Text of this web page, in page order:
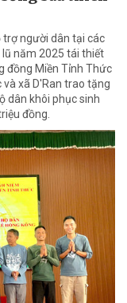
trợ người dân tại các
năm 2025 tái thiết
đồng Miền Tỉnh Thức
xã D'Ran trao tặng
dân khôi phục sinh
đồng.